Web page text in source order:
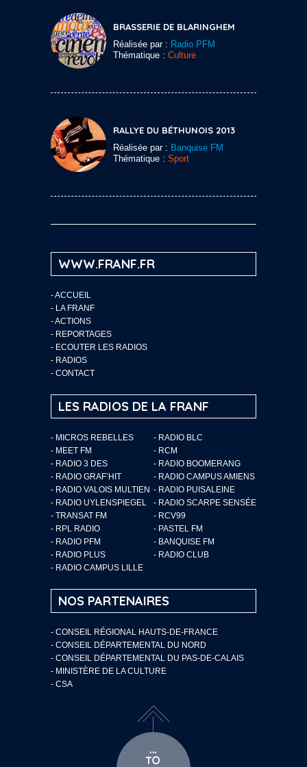
BRASSERIE DE BLARINGHEM
Réalisée par : Radio PFM
Thématique : Culture
RALLYE DU BÉTHUNOIS 2013
Réalisée par : Banquise FM
Thématique : Sport
WWW.FRANF.FR
-ACCUEIL
- LA FRANF
-ACTIONS
- REPORTAGES
- ECOUTER LES RADIOS
- RADIOS
- CONTACT
LES RADIOS DE LA FRANF
- MICROS REBELLES
- RADIO BLC
- MEET FM
- RCM
- RADIO 3 DES
- RADIO BOOMERANG
- RADIO GRAF’HIT
- RADIO CAMPUS AMIENS
- RADIO VALOIS MULTIEN - RADIO PUISALEINE
- RADIO UYLENSPIEGEL
- RADIO SCARPE SENSÉE
- TRANSAT FM
- RCV99
- RPL RADIO
- PASTEL FM
- RADIO PFM
- BANQUISE FM
- RADIO PLUS
- RADIO CLUB
- RADIO CAMPUS LILLE
NOS PARTENAIRES
- CONSEIL RÉGIONAL HAUTS-DE-FRANCE
- CONSEIL DÉPARTEMENTAL DU NORD
- CONSEIL DÉPARTEMENTAL DU PAS-DE-CALAIS
- MINISTÈRE DE LA CULTURE
- CSA